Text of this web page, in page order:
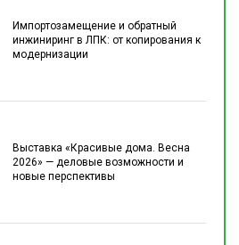
Импортозамещение и обратный
инжиниринг в ЛПК: от копирования к
модернизации
Выставка «Красивые дома. Весна
2026» — деловые возможности и
новые перспективы